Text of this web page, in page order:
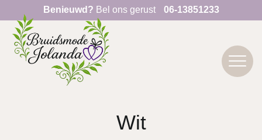
Benieuwd? Bel ons gerust 06-13851233
Wit